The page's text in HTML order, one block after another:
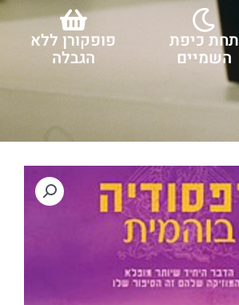
תחת כיפת
השמיים
פופקורן ללא
הגבלה